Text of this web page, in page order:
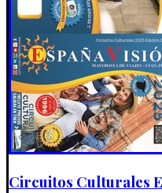
Circuitos Culturales